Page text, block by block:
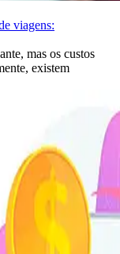
viagens:
mas os custos
existem